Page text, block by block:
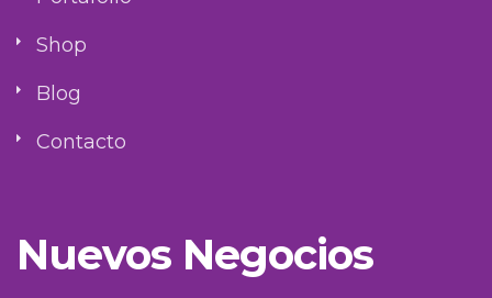
Shop
Blog
Contacto
Nuevos Negocios